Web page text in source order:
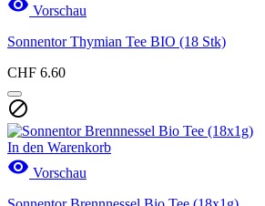
 Vorschau
Sonnentor Thymian Tee BIO (18 Stk)
CHF 6.60

In den Warenkorb
 Vorschau